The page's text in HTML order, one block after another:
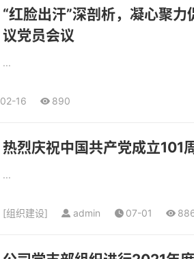
“红脸出汗”深剖析，凝心聚
议党员会议
...
02-16 890
热烈庆祝中国共产党成立101
...
[组织建设] admin 07-01